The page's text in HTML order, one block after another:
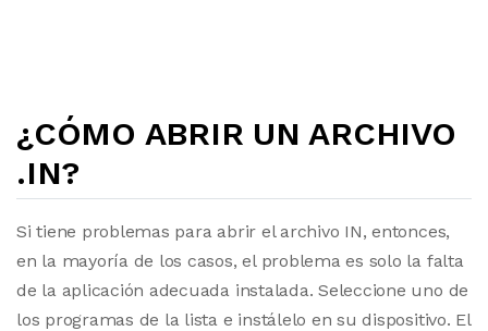
¿CÓMO ABRIR UN ARCHIVO
.IN?
Si tiene problemas para abrir el archivo IN, entonces,
en la mayoría de los casos, el problema es solo la falta
de la aplicación adecuada instalada. Seleccione uno de
los programas de la lista e instálelo en su dispositivo. El